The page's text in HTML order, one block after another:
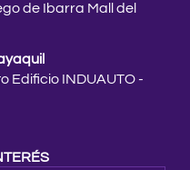
de Ibarra Mall del
Edificio INDUAUTO -